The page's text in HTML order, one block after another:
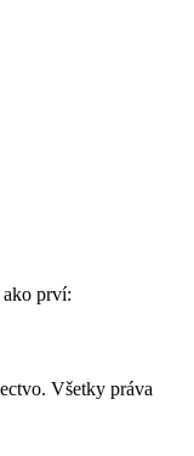
prví:
Všetky práva